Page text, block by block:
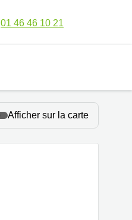
01 46 46 10 21
Afficher sur la carte